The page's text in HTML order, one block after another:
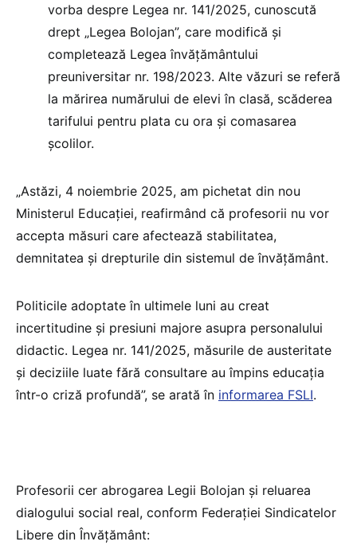
vorba despre Legea nr. 141/2025, cunoscută
drept „Legea Bolojan”, care modifică și
completează Legea învățământului
preuniversitar nr. 198/2023. Alte văzuri se referă
la mărirea numărului de elevi în clasă, scăderea
tarifului pentru plata cu ora și comasarea
școlilor.
„Astăzi, 4 noiembrie 2025, am pichetat din nou
Ministerul Educației, reafirmând că profesorii nu vor
accepta măsuri care afectează stabilitatea,
demnitatea și drepturile din sistemul de învățământ.
Politicile adoptate în ultimele luni au creat
incertitudine și presiuni majore asupra personalului
didactic. Legea nr. 141/2025, măsurile de austeritate
și deciziile luate fără consultare au împins educația
într-o criză profundă”, se arată în informarea FSLI.
Profesorii cer abrogarea Legii Bolojan și reluarea
dialogului social real, conform Federației Sindicatelor
Libere din Învățământ: